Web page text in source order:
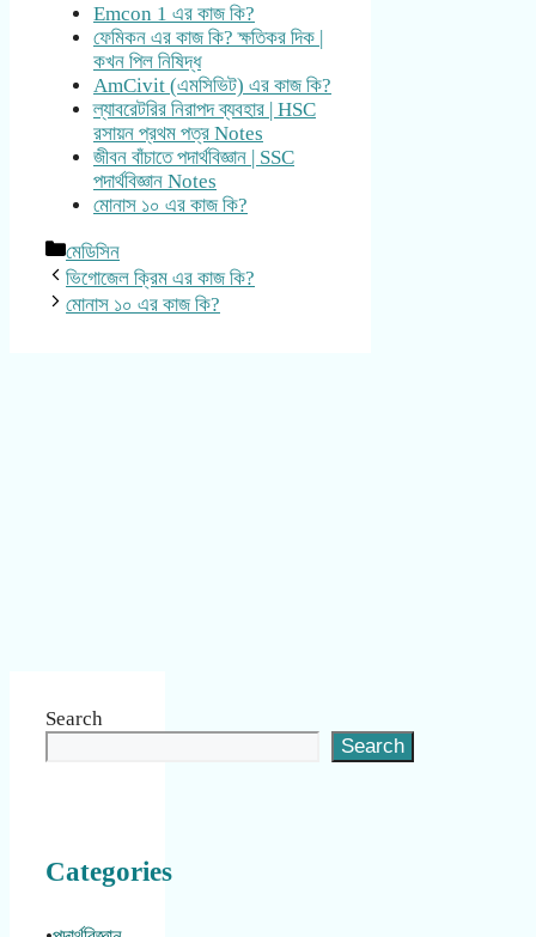
Emcon 1 এর কাজ কি?
ফেমিকন এর কাজ কি? ক্ষতিকর দিক |
কখন পিল নিষিদ্ধ
AmCivit (এমসিভিট) এর কাজ কি?
ল্যাবরেটরির নিরাপদ ব্যবহার | HSC
রসায়ন প্রথম পত্র Notes
জীবন বাঁচাতে পদার্থবিজ্ঞান | SSC
পদার্থবিজ্ঞান Notes
মোনাস ১০ এর কাজ কি?
Categories
মেডিসিন
ভিগোজেল ক্রিম এর কাজ কি?
মোনাস ১০ এর কাজ কি?
Search
Search
Categories